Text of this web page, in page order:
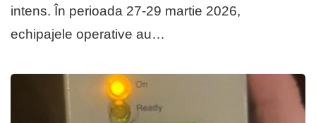
intens. În perioada 27-29 martie 2026,
echipajele operative au…